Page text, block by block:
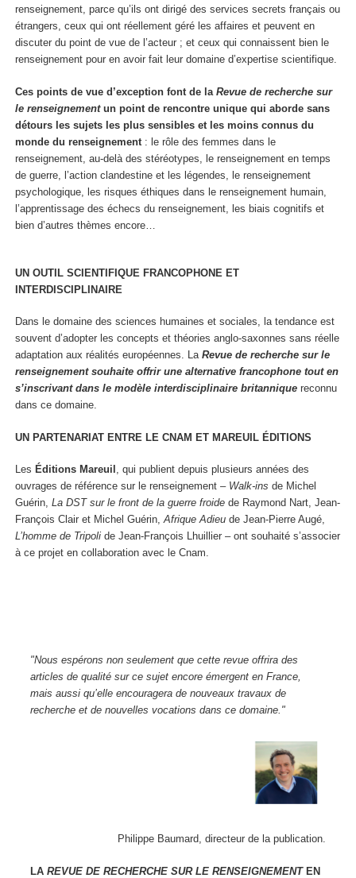
renseignement, parce qu’ils ont dirigé des services secrets français ou
étrangers, ceux qui ont réellement géré les affaires et peuvent en
discuter du point de vue de l’acteur ; et ceux qui connaissent bien le
renseignement pour en avoir fait leur domaine d’expertise scientifique.
Ces points de vue d’exception font de la Revue de recherche sur
le renseignement un point de rencontre unique qui aborde sans
détours les sujets les plus sensibles et les moins connus du
monde du renseignement : le rôle des femmes dans le
renseignement, au-delà des stéréotypes, le renseignement en temps
de guerre, l’action clandestine et les légendes, le renseignement
psychologique, les risques éthiques dans le renseignement humain,
l’apprentissage des échecs du renseignement, les biais cognitifs et
bien d’autres thèmes encore…
UN OUTIL SCIENTIFIQUE FRANCOPHONE ET
INTERDISCIPLINAIRE
Dans le domaine des sciences humaines et sociales, la tendance est
souvent d’adopter les concepts et théories anglo-saxonnes sans réelle
adaptation aux réalités européennes. La Revue de recherche sur le
renseignement souhaite offrir une alternative francophone tout en
s’inscrivant dans le modèle interdisciplinaire britannique reconnu
dans ce domaine.
UN PARTENARIAT ENTRE LE CNAM ET MAREUIL ÉDITIONS
Les Éditions Mareuil , qui publient depuis plusieurs années des
ouvrages de référence sur le renseignement – Walk-ins de Michel
Guérin, La DST sur le front de la guerre froide de Raymond Nart, Jean-
François Clair et Michel Guérin, Afrique Adieu de Jean-Pierre Augé,
L’homme de Tripoli de Jean-François Lhuillier – ont souhaité s’associer
à ce projet en collaboration avec le Cnam.
"Nous espérons non seulement que cette revue offrira des
articles de qualité sur ce sujet encore émergent en France,
mais aussi qu’elle encouragera de nouveaux travaux de
recherche et de nouvelles vocations dans ce domaine."
Philippe Baumard, directeur de la publication.
LA REVUE DE RECHERCHE SUR LE RENSEIGNEMENT EN